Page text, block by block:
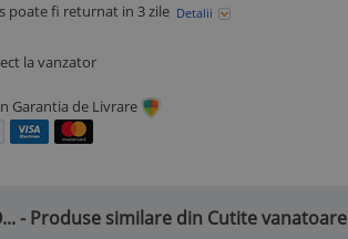
poate fi returnat in 3 zile Detalii
la vanzator
Garantia de Livrare
- Produse similare din Cutite vanatoare